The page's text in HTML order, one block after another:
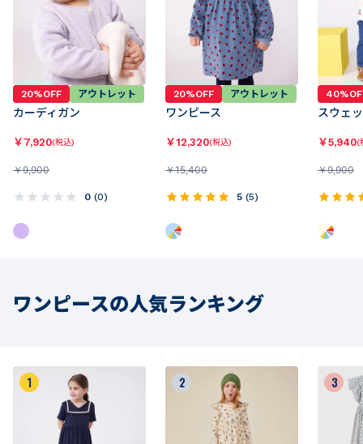
20%OFF アウトレット
カーディガン
￥ 7,920(税込)
￥9,900
0 (0)
20%OFF アウトレット
ワンピース
￥12,320(税込)
￥15,400
5 (5)
スウェ
￥5,940(
￥9,900
ワンピースの人気ランキング
1 2 3